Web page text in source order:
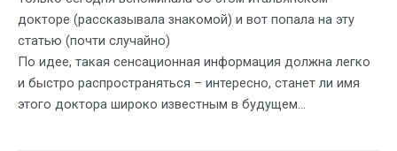
докторе (рассказывала знакомой) и вот попала на эту
статью (почти случайно)
По идее, такая сенсационная информация должна легко
и быстро распространяться – интересно, станет ли имя
этого доктора широко известным в будущем…